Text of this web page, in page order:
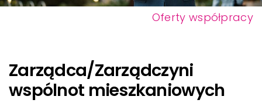
Oferty współpracy
Zarządca/Zarządczyni
wspólnot mieszkaniowych